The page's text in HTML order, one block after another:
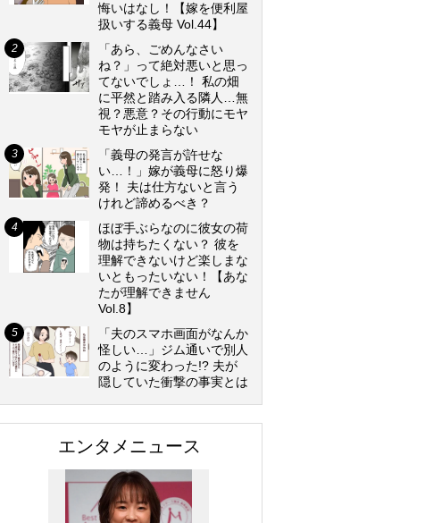
悔いはなし！【嫁を便利屋
扱いする義母 Vol.44】
「あら、ごめんなさい
ね？」って絶対悪いと思っ
てないでしょ…！ 私の畑
に平然と踏み入る隣人…無
視？悪意？その行動にモヤ
モヤが止まらない
「義母の発言が許せな
い…！」嫁が義母に怒り爆
発！ 夫は仕方ないと言う
けれど諦めるべき？
ほぼ手ぶらなのに彼女の荷
物は持ちたくない？ 彼を
理解できないけど楽しまな
いともったいない！【あな
たが理解できません
Vol.8】
「夫のスマホ画面がなんか
怪しい…」ジム通いで別人
のように変わった!? 夫が
隠していた衝撃の事実とは
エンタメニュース